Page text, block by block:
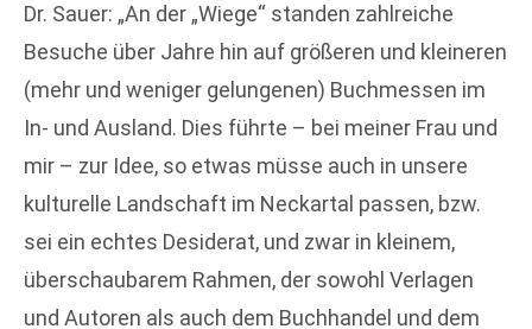
Dr. Sauer: „An der „Wiege“ standen zahlreiche
Besuche über Jahre hin auf größeren und kleineren
(mehr und weniger gelungenen) Buchmessen im
In- und Ausland. Dies führte – bei meiner Frau und
mir – zur Idee, so etwas müsse auch in unsere
kulturelle Landschaft im Neckartal passen, bzw.
sei ein echtes Desiderat, und zwar in kleinem,
überschaubarem Rahmen, der sowohl Verlagen
und Autoren als auch dem Buchhandel und dem